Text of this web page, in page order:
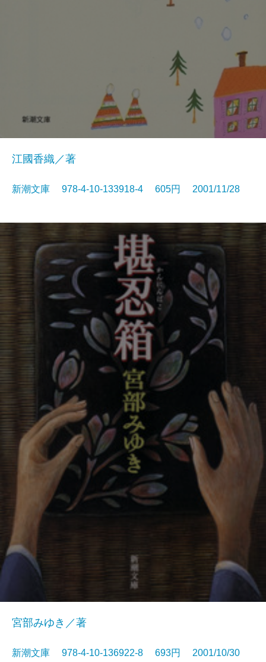
江國香織／著
新潮文庫 978-4-10-133918-4 605円 2001/11/28
宮部みゆき／著
新潮文庫 978-4-10-136922-8 693円 2001/10/30